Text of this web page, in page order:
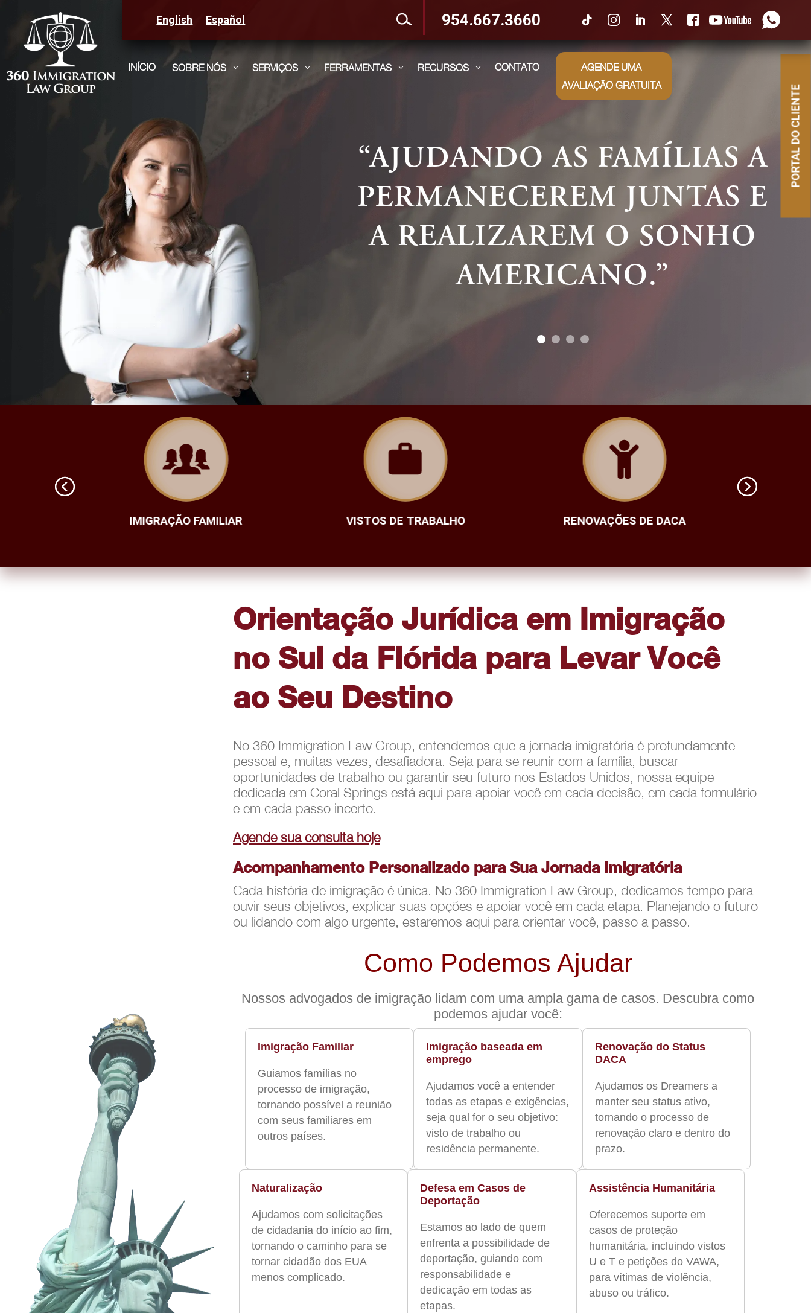
English Español 954.667.3660
INÍCIO SOBRE NÓS 3 SERVIÇOS 3 FERRAMENTAS 3 RECURSOS 3 CONTATO
AGENDE UMA
AVALIAÇÃO GRATUITA
ESPECIALISTAS EM
IMIGRAÇÃO: MAIS DE 10
ANOS DE EXPERIÊNCIA
IMIGRAÇÃO FAMILIAR VISTOS DE TRABALHO RENOVAÇÕES DE DACA VISTO DE ESTUDANTE F-1
Orientação Jurídica em Imigração
no Sul da Flórida para Levar Você
ao Seu Destino
No 360 Immigration Law Group, entendemos que a jornada imigratória é profundamente
pessoal e, muitas vezes, desafiadora. Seja para se reunir com a família, buscar
oportunidades de trabalho ou garantir seu futuro nos Estados Unidos, nossa equipe
dedicada em Coral Springs está aqui para apoiar você em cada decisão, em cada formulário
e em cada passo incerto.
Agende sua consulta hoje
Acompanhamento Personalizado para Sua Jornada Imigratória
Cada história de imigração é única. No 360 Immigration Law Group, dedicamos tempo para
ouvir seus objetivos, explicar suas opções e apoiar você em cada etapa. Planejando o futuro
ou lidando com algo urgente, estaremos aqui para orientar você, passo a passo.
Como Podemos Ajudar
Nossos advogados de imigração lidam com uma ampla gama de casos. Descubra como
podemos ajudar você:
Imigração Familiar
Guiamos famílias no
processo de imigração,
tornando possível a reunião
com seus familiares em
outros países.
Imigração baseada em
emprego
Ajudamos você a entender
todas as etapas e exigências,
seja qual for o seu objetivo:
visto de trabalho ou
residência permanente.
Renovação do Status
DACA
Ajudamos os Dreamers a
manter seu status ativo,
tornando o processo de
renovação claro e dentro do
prazo.
Naturalização
Ajudamos com solicitações
de cidadania do início ao fim,
tornando o caminho para se
tornar cidadão dos EUA
menos complicado.
Defesa em Casos de
Deportação
Estamos ao lado de quem
enfrenta a possibilidade de
deportação, guiando com
responsabilidade e
dedicação em todas as
etapas.
Assistência Humanitária
Oferecemos suporte em
casos de proteção
humanitária, incluindo vistos
U e T e petições do VAWA,
para vítimas de violência,
abuso ou tráfico.
PORTAL DO CLIENTE